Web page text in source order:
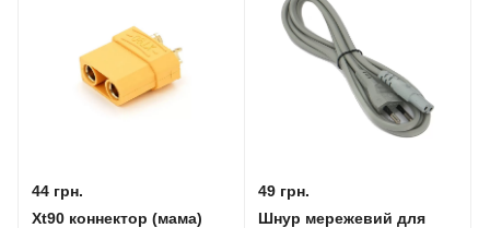
44 грн.
Xt90 коннектор (мама)
49 грн.
Шнур мережевий для